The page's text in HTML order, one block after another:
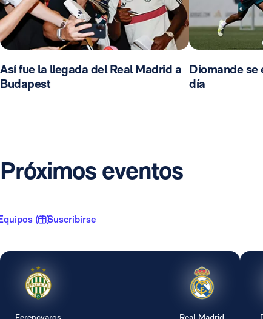
Así fue la llegada del Real Madrid a
Budapest
Diomande se
día
Próximos eventos
( 1 )Suscribirse